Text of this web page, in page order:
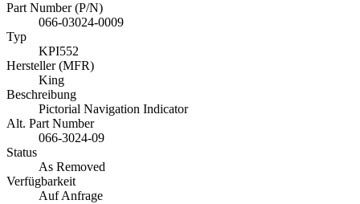
Part Number (P/N)
066-03024-0009
Typ
KPI552
Hersteller (MFR)
King
Beschreibung
Pictorial Navigation Indicator
Alt. Part Number
066-3024-09
Status
As Removed
Verfügbarkeit
Auf Anfrage